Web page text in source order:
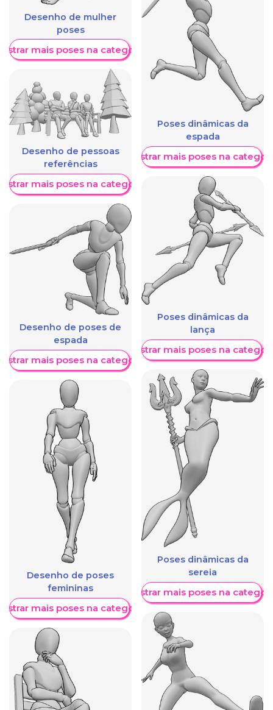
Desenho de mulher
poses
mais poses na categoria
Desenho de pessoas
referências
mais poses na categoria
Desenho de poses de
espada
mais poses na categoria
Desenho de poses
femininas
mais poses na categoria
Poses dinâmicas da
espada
Mostrar mais poses na
Poses dinâmicas da
lança
Mostrar mais poses na
Poses dinâmicas da
sereia
Mostrar mais poses na